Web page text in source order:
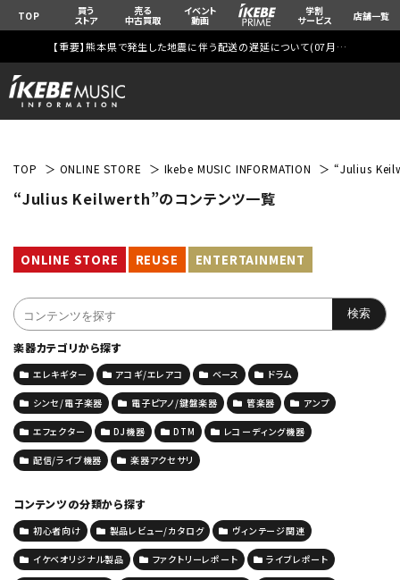
TOP 買う
ストア
売る
中古買取
イベント
動画
学割
サービス 店舗一覧
【重要】熊本県で発生した地震に伴う配送の遅延について(07月29日
TOP ONLINE STORE Ikebe MUSIC INFORMATION “Julius
“Julius Keilwerth”のコンテンツ一覧
ONLINE STORE REUSE ENTERTAINMENT
楽器カテゴリから探す
エレキギター アコギ/エレアコ ベース ドラム
シンセ/電子楽器 電子ピアノ/鍵盤楽器 管楽器 アンプ
エフェクター DJ機器 DTM レコーディング機器
配信/ライブ機器 楽器アクセサリ
コンテンツの分類から探す
初心者向け 製品レビュー/カタログ ヴィンテージ関連
イケベオリジナル製品 ファクトリーレポート ライブレポート